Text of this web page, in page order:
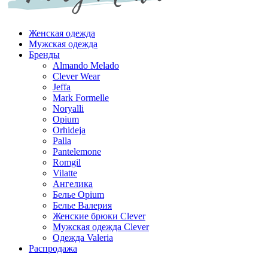
Женская одежда
Мужская одежда
Бренды
Almando Melado
Clever Wear
Jeffa
Mark Formelle
Noryalli
Opium
Orhideja
Palla
Pantelemone
Romgil
Vilatte
Ангелика
Белье Opium
Белье Валерия
Женские брюки Clever
Мужская одежда Clever
Одежда Valeria
Распродажа